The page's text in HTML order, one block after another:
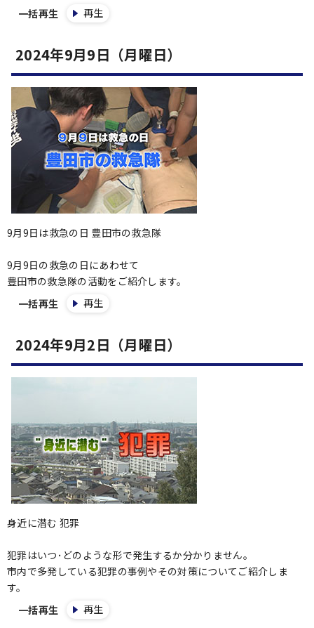
一括再生
再生
2024年9月9日（月曜日）
9月9日は救急の日 豊田市の救急隊
9月9日の救急の日にあわせて
豊田市の救急隊の活動をご紹介します。
一括再生
再生
2024年9月2日（月曜日）
身近に潜む 犯罪
犯罪はいつ･どのような形で発生するか分かりません。
市内で多発している犯罪の事例やその対策についてご紹介しま
す。
一括再生
再生